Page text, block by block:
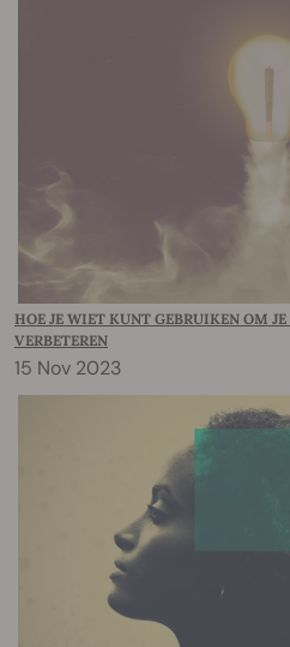
HOE JE WIET KUNT GEBRUIKEN OM JE
VERBETEREN
15 Nov 2023